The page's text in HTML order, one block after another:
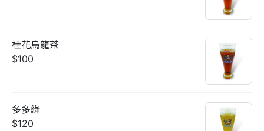
桂花烏龍茶
$100
多多綠
$120